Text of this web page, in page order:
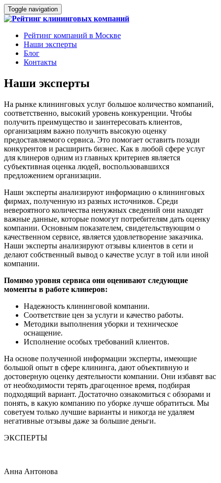
Toggle navigation
Рейтинг компаний в Москве
Наши эксперты
Блог
Контакты
Наши эксперты
На рынке клининговых услуг большое количество компаний,
соответственно, высокий уровень конкуренции. Чтобы
получить преимущество и заинтересовать клиентов,
организациям важно получить высокую оценку
предоставляемого сервиса. Это помогает оставить позади
конкурентов и расширить бизнес. Как в любой сфере услуг
для клинеров одним из главных критериев является
субъективная оценка людей, воспользовавшихся
предложением организации.
Наши эксперты анализируют информацию о клининговых
фирмах, полученную из разных источников. Среди
невероятного количества ненужных сведений они находят
важные данные, которые помогут потребителям дать оценку
компании. Основным показателем, свидетельствующим о
качественном сервисе, является удовлетворение заказчика.
Наши эксперты анализируют отзывы клиентов в сети и
делают собственный вывод о качестве услуг в той или иной
компании.
Помимо уровня сервиса они оценивают следующие
моменты в работе клинеров:
Надежность клининговой компании.
Соответствие цен за услуги и качество работы.
Методики выполнения уборки и техническое
оснащение.
Исполнение особых требований клиентов.
На основе полученной информации эксперты, имеющие
большой опыт в сфере клининга, дают объективную и
достоверную оценку деятельности компании. Они избавят вас
от необходимости терять драгоценное время, подбирая
подходящий вариант. Достаточно ознакомиться с обзорами и
понять, в какую компанию по уборке лучше обратиться. Мы
советуем только лучшие варианты и никогда не удаляем
негативные отзывы даже за большие деньги.
ЭКСПЕРТЫ
Анна Антонова